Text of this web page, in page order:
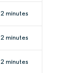
2 minutes
2 minutes
2 minutes